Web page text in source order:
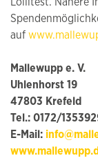
auf
Mallewupp e. V.
Uhlenhorst 19
47803 Krefeld
Tel.: 0172/
E-Mail: